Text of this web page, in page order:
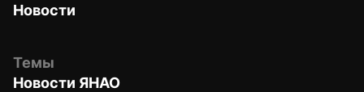
Новости
Темы
Новости ЯНАО